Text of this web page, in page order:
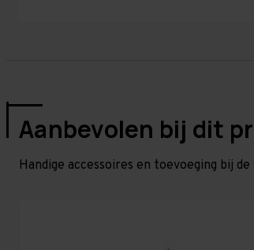
Aanbevolen bij dit
Handige accessoires en toevoeging bij